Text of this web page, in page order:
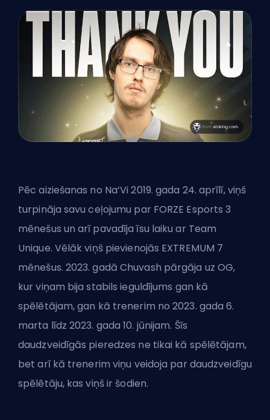
Pēc aiziešanas no Na’Vi 2019. gada 24. aprīlī, viņš
turpināja savu ceļojumu par FORZE Esports 3
mēnešus un arī pavadīja īsu laiku ar Team
Unique. Vēlāk viņš pievienojās EXTREMUM 7
mēnešus. 2023. gadā Chuvash pārgāja uz OG,
kur viņam bija stabils ieguldījums gan kā
spēlētājam, gan kā trenerim no 2023. gada 6.
marta līdz 2023. gada 10. jūnijam. Šīs
daudzveidīgās pieredzes ne tikai kā spēlētājam,
bet arī kā trenerim viņu veidoja par daudzveidīgu
spēlētāju, kas viņš ir šodien.